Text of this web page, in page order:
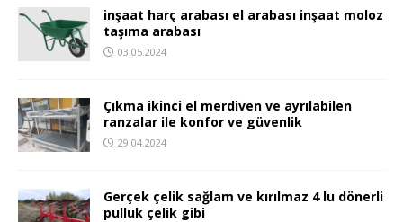
inşaat harç arabası el arabası inşaat moloz
taşıma arabası
03.05.2024
Çıkma ikinci el merdiven ve ayrılabilen
ranzalar ile konfor ve güvenlik
29.04.2024
Gerçek çelik sağlam ve kırılmaz 4 lu dönerli
pulluk çelik gibi